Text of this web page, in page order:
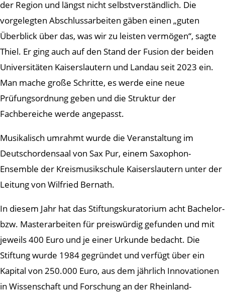
der Region und längst nicht selbstverständlich. Die
vorgelegten Abschlussarbeiten gäben einen „guten
Überblick über das, was wir zu leisten vermögen“, sagte
Thiel. Er ging auch auf den Stand der Fusion der beiden
Universitäten Kaiserslautern und Landau seit 2023 ein.
Man mache große Schritte, es werde eine neue
Prüfungsordnung geben und die Struktur der
Fachbereiche werde angepasst.
Musikalisch umrahmt wurde die Veranstaltung im
Deutschordensaal von Sax Pur, einem Saxophon-
Ensemble der Kreismusikschule Kaiserslautern unter der
Leitung von Wilfried Bernath.
In diesem Jahr hat das Stiftungskuratorium acht Bachelor-
bzw. Masterarbeiten für preiswürdig gefunden und mit
jeweils 400 Euro und je einer Urkunde bedacht. Die
Stiftung wurde 1984 gegründet und verfügt über ein
Kapital von 250.000 Euro, aus dem jährlich Innovationen
in Wissenschaft und Forschung an der Rheinland-